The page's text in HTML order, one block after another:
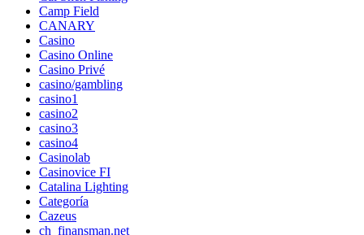
Camp Field
CANARY
Casino
Casino Online
Casino Privé
casino/gambling
casino1
casino2
casino3
casino4
Casinolab
Casinovice FI
Catalina Lighting
Categoría
Cazeus
ch_finansman.net